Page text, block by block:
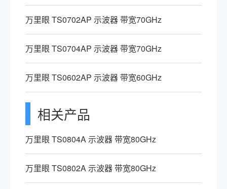
万里眼 TS0702AP 示波器 带宽70GHz
万里眼 TS0704AP 示波器 带宽70GHz
万里眼 TS0602AP 示波器 带宽60GHz
相关产品
万里眼 TS0804A 示波器 带宽80GHz
万里眼 TS0802A 示波器 带宽80GHz